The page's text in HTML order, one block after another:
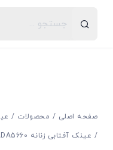
صفحه اصلی محصولات
عینک آفتابی زنانه PRADA5660✔️